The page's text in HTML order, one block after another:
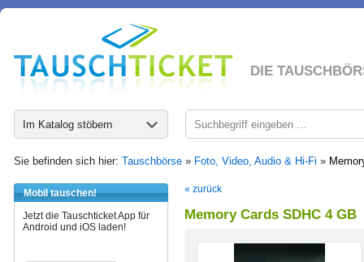
DIE
Im Katalog stöbern
Sie befinden sich hier: Tauschbörse » Foto, Video, Audio & Hi-Fi »
Mobil tauschen!
Jetzt die Tauschticket App für
Android und iOS laden!
« zurück
Memory Cards SDHC 4 GB